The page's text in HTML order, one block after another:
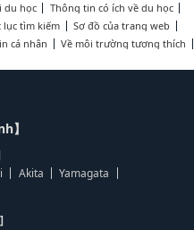
du học
Thông tin có ích về du học
lục tìm kiếm
Sơ đồ của trang web
cá nhân Về môi trường tương thích
】
Akita
Yamagata